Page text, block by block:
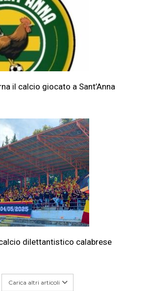
il calcio giocato a Sant’Anna
dilettantistico calabrese
Carica altri articoli